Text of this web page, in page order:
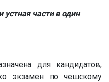
устная части в один
для кандидатов,
экзамен по чешскому